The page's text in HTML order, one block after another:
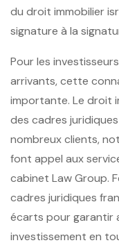
du droit immobilier
signature à la
Pour les
arrivants, cette
importante. Le droit
des cadres
nombreux clients,
font appel aux
cabinet Law Group.
cadres juridiques
écarts pour garantir
investissement en